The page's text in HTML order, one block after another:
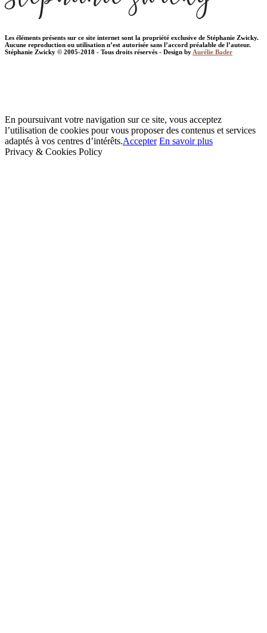
Les éléments présents sur ce site internet sont la propriété exclusive de Stéphanie Zwicky.
Aucune reproduction ou utilisation n’est autorisée sans l’accord préalable de l’auteur.
Stéphanie Zwicky © 2005-2018 - Tous droits réservés - Design by Aurélie Bader
En poursuivant votre navigation sur ce site, vous acceptez
l’utilisation de cookies pour vous proposer des contenus et services
adaptés à vos centres d’intérêts.Accepter En savoir plus
Privacy & Cookies Policy